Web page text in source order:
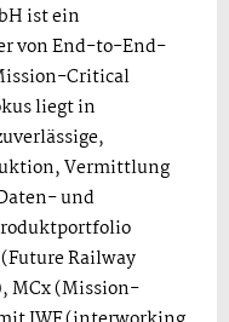
ist ein
von End-to-End-
Critical
liegt in
Vermittlung
und
Railway
MCx (Mission-